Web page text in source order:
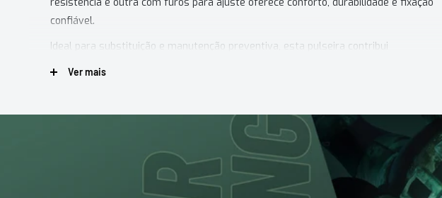
confiável.
Ideal para substituição e manutenção preventiva, esta pulseira contribui
PRINCIPAIS CARACTERÍSTICAS
Desenvolvida para o computador de mergulho
Ajuste confortável:Tira com furos que se adapta facilmente ao pulso ou sobre
Ver mais